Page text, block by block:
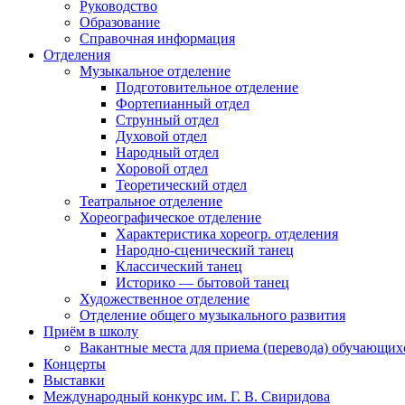
Руководство
Образование
Справочная информация
Отделения
Музыкальное отделение
Подготовительное отделение
Фортепианный отдел
Струнный отдел
Духовой отдел
Народный отдел
Хоровой отдел
Теоретический отдел
Театральное отделение
Хореографическое отделение
Характеристика хореогр. отделения
Народно-сценический танец
Классический танец
Историко — бытовой танец
Художественное отделение
Отделение общего музыкального развития
Приём в школу
Вакантные места для приема (перевода)
Концерты
Выставки
Международный конкурс им. Г. В. Свиридова